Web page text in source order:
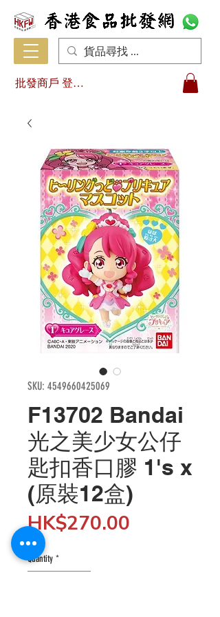
批發商戶 登入/註冊
SKU: 4549660425069
F13702 Bandai
光之美少女公仔
匙扣香口膠 1's x
(原裝12盒)
HK$270.00
Quantity *